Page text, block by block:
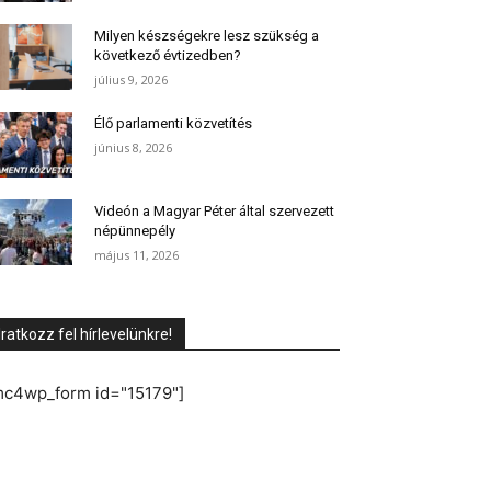
Milyen készségekre lesz szükség a
következő évtizedben?
július 9, 2026
Élő parlamenti közvetítés
június 8, 2026
Videón a Magyar Péter által szervezett
népünnepély
május 11, 2026
fel hírlevelünkre!
id="15179"]